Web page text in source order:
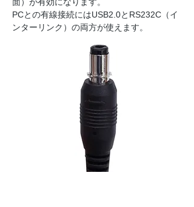
面）が有効になります。
PCとの有線接続にはUSB2.0とRS232C（イ
ンターリンク）の両方が使えます。